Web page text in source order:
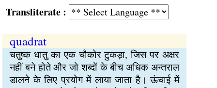
:
quadrat
चतुष्क धातु का एक चौकोर टुकड़ा, जिस पर अक्षर
नहीं बने होते और जो शब्दों के बीच अधिक अन्तराल
डालने के लिए प्रयोग में लाया जाता है। ऊंचाई में